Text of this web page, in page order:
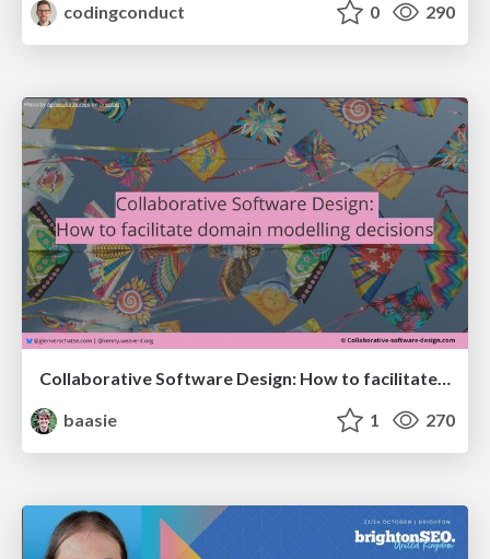
codingconduct
0 290
Collaborative Software Design: How to facilitate domain modelling decisions
baasie
1 270